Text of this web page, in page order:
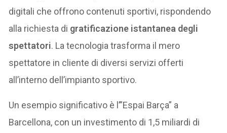
digitali che offrono contenuti sportivi, rispondendo
alla richiesta di gratificazione istantanea degli
spettatori. La tecnologia trasforma il mero
spettatore in cliente di diversi servizi offerti
all’interno dell’impianto sportivo.
Un esempio significativo è l’”Espai Barça” a
Barcellona, con un investimento di 1,5 miliardi di